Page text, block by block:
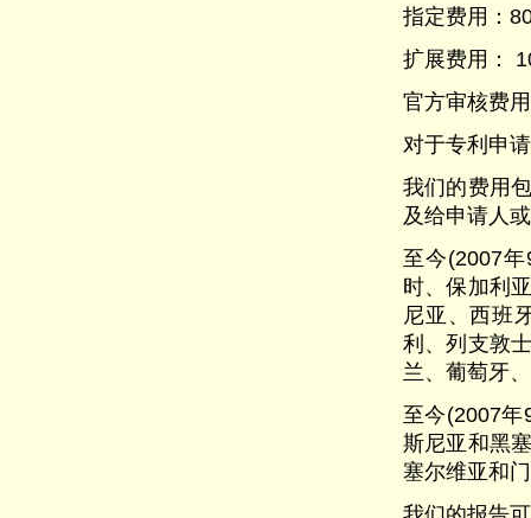
指定费用：
扩展费用：
官方审核费
对于专利申
我们的费用
及给申请人
至今(2007
时、保加利
尼亚、西班
利、列支敦
兰、葡萄牙
至今(2007
斯尼亚和黑
塞尔维亚和